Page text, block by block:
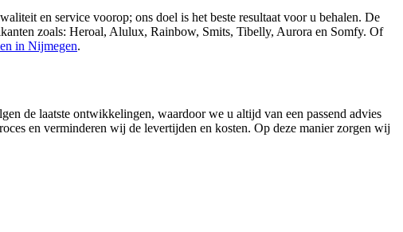
en service voorop; ons doel is het beste resultaat voor u behalen. De
zoals: Heroal, Alulux, Rainbow, Smits, Tibelly, Aurora en Somfy. Of
in Nijmegen.
de laatste ontwikkelingen, waardoor we u altijd van een passend advies
en verminderen wij de levertijden en kosten. Op deze manier zorgen wij